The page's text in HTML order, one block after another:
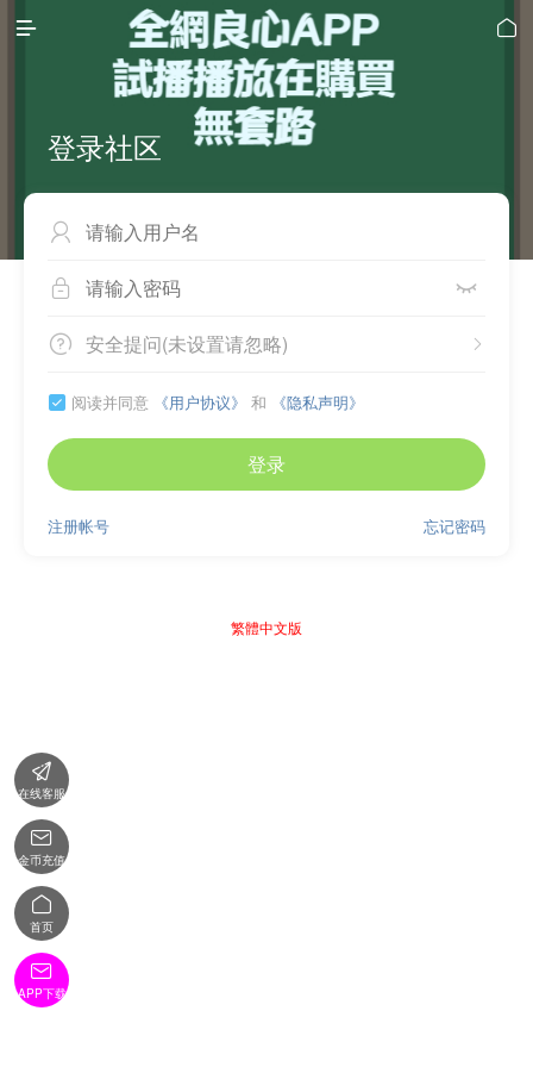
 
登录社区

 
 
安全提问(未设置请忽略)
 阅读并同意 《用户协议》 和 《隐私声明》
登录
忘记密码
注册帐号
繁體中文版

在线客服

金币充值

首页

APP下载